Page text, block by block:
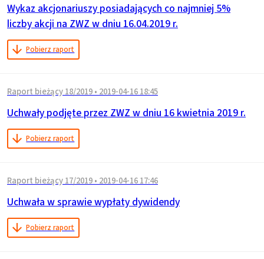
Wykaz akcjonariuszy posiadających co najmniej 5%
liczby akcji na ZWZ w dniu 16.04.2019 r.
Pobierz raport
Raport bieżący 18/2019 • 2019-04-16 18:45
Uchwały podjęte przez ZWZ w dniu 16 kwietnia 2019 r.
Pobierz raport
Raport bieżący 17/2019 • 2019-04-16 17:46
Uchwała w sprawie wypłaty dywidendy
Pobierz raport